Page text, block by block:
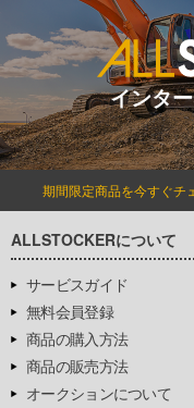
インタ
期間限定商品を今すぐチ
ALLSTOCKERについて
サービスガイド
無料会員登録
商品の購入方法
商品の販売方法
オークションについて